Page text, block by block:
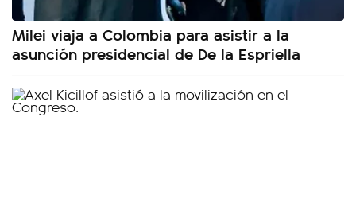
Milei viaja a Colombia para asistir a la
asunción presidencial de De la Espriella